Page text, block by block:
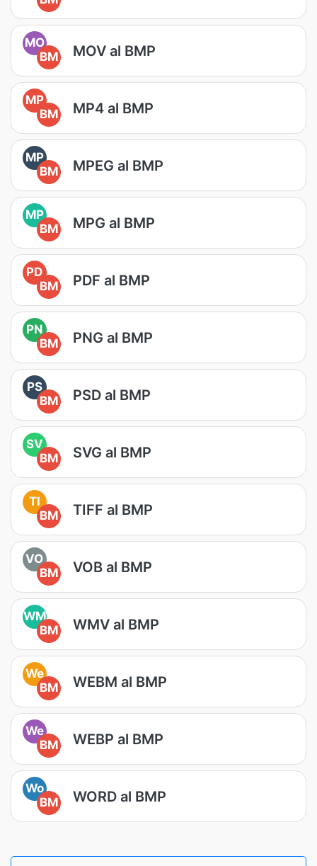
MO
BM
MOV al BMP
MP
BM
MP4 al BMP
MP
BM
MPEG al BMP
MP
BM
MPG al BMP
PD
BM
PDF al BMP
PN
BM
PNG al BMP
PS
BM
PSD al BMP
SV
BM
SVG al BMP
TI
BM
TIFF al BMP
VO
BM
VOB al BMP
WM
BM
WMV al BMP
We
BM
WEBM al BMP
We
BM
WEBP al BMP
Wo
BM
WORD al BMP